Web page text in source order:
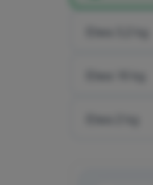
Etwa 3,2 kg
Etwa 16 kg
Etwa 2 kg